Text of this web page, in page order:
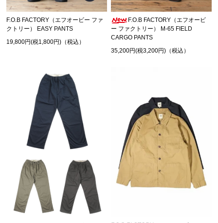
F.O.B FACTORY（エフオービー ファ
クトリー） EASY PANTS
19,800円(税1,800円)（税込）
F.O.B FACTORY（エフオービ
ー ファクトリー） M-65 FIELD
CARGO PANTS
35,200円(税3,200円)（税込）